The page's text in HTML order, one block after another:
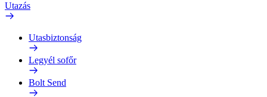
Utazás
Utasbiztonság
Legyél sofőr
Bolt Send